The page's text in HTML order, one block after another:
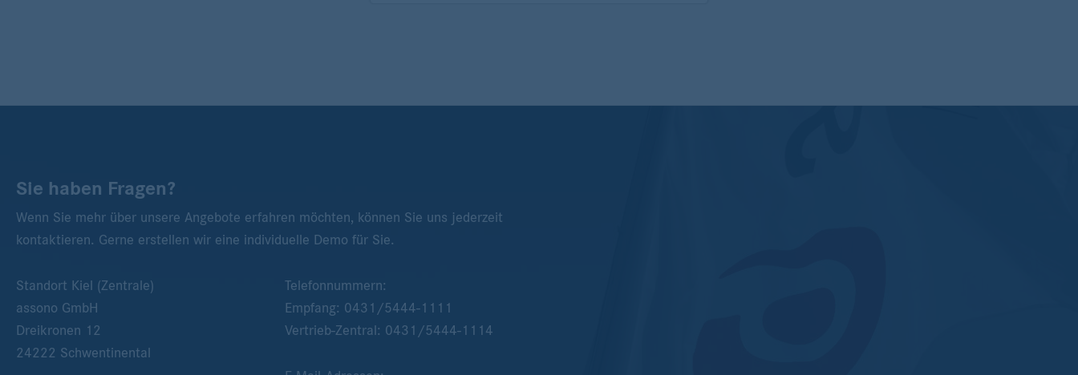
Sie haben Fragen?
Wenn Sie mehr über unsere Angebote erfahren möchten, können Sie uns jederzeit
kontaktieren. Gerne erstellen wir eine individuelle Demo für Sie.
Standort Kiel (Zentrale)
assono GmbH
Dreikronen 12
24222 Schwentinental
Telefonnummern:
Empfang: 0431/5444-1111
Vertrieb-Zentral: 0431/5444-1114